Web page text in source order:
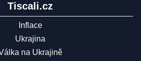
Tiscali.cz
Inflace
Ukrajina
na Ukrajině